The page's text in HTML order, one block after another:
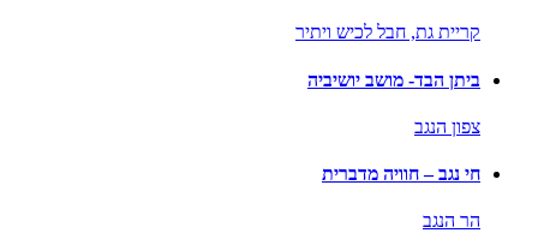
קריית גת, חבל לכיש ויתיר
ביתן הבד- מושב יושיביה
צפון הנגב
חי נגב – חוויה מדברית
הר הנגב